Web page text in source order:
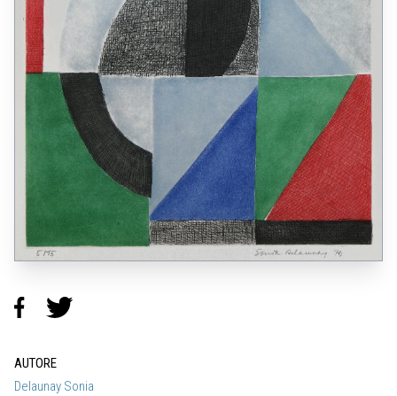
AUTORE
Delaunay Sonia